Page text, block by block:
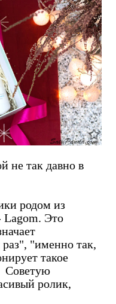
не так давно в
родом из
Lagom. Это
"именно так,
такое
Советую
ролик,